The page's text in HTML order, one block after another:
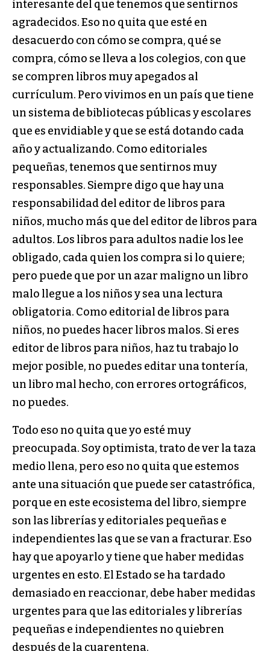
interesante del que tenemos que sentirnos
agradecidos. Eso no quita que esté en
desacuerdo con cómo se compra, qué se
compra, cómo se lleva a los colegios, con que
se compren libros muy apegados al
currículum. Pero vivimos en un país que tiene
un sistema de bibliotecas públicas y escolares
que es envidiable y que se está dotando cada
año y actualizando. Como editoriales
pequeñas, tenemos que sentirnos muy
responsables. Siempre digo que hay una
responsabilidad del editor de libros para
niños, mucho más que del editor de libros para
adultos. Los libros para adultos nadie los lee
obligado, cada quien los compra si lo quiere;
pero puede que por un azar maligno un libro
malo llegue a los niños y sea una lectura
obligatoria. Como editorial de libros para
niños, no puedes hacer libros malos. Si eres
editor de libros para niños, haz tu trabajo lo
mejor posible, no puedes editar una tontería,
un libro mal hecho, con errores ortográficos,
no puedes.
Todo eso no quita que yo esté muy
preocupada. Soy optimista, trato de ver la taza
medio llena, pero eso no quita que estemos
ante una situación que puede ser catastrófica,
porque en este ecosistema del libro, siempre
son las librerías y editoriales pequeñas e
independientes las que se van a fracturar. Eso
hay que apoyarlo y tiene que haber medidas
urgentes en esto. El Estado se ha tardado
demasiado en reaccionar, debe haber medidas
urgentes para que las editoriales y librerías
pequeñas e independientes no quiebren
después de la cuarentena.